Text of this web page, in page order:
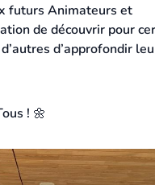
futurs Animateurs et
de découvrir pour
d’approfondir
! 🌼